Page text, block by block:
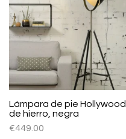
Lámpara de pie Hollywood
de hierro, negra
€449.00